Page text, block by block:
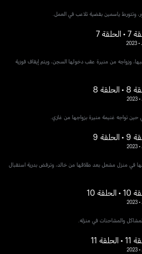
وتتورط ياسمين بقضية تلاعب في العمل.
الحلقة 7
•
2023
وزواجه من منيرة عقب دخولها السجن، ويتم إيقاف فوزية
8
•
2023
تواجه غنيمة منيرة بزواجها من غازي.
9
•
2023
في منزل مشعل بعد طلاقها من خالد، وترفض بدرية استقبال
10
•
2023
والمشاحنات في منزله.
11
•
2023